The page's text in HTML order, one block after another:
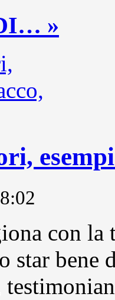
»
con
star